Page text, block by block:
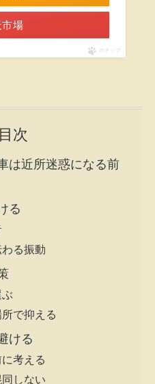
場
ポチップ
目次
は近所迷惑になる前
る
る振動
で抑える
ける
考える
しない